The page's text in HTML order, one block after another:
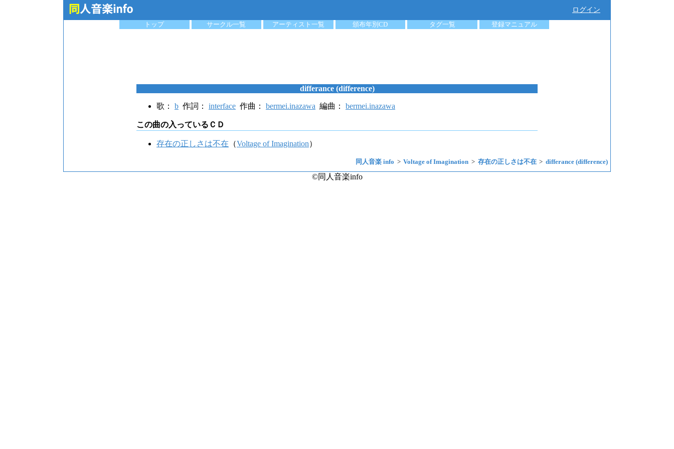
ログイン
トップ
サークル一覧 アーティスト一覧 頒布年別CD タグ一覧 登録マニュアル
differance (difference)
歌： b 作詞： interface 作曲： bermei.inazawa 編曲： bermei.inazawa
この曲の入っているＣＤ
存在の正しさは不在 （Voltage of Imagination）
同人音楽 info Voltage of Imagination 存在の正しさは不在 differance (difference)
©同人音楽info